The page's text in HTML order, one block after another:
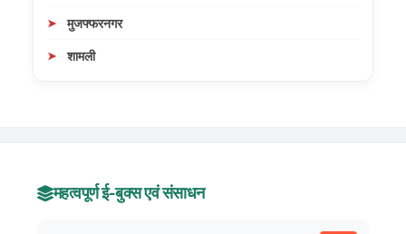
मुजफ्फरनगर
शामली
महत्वपूर्ण ई-बुक्स एवं संसाधन